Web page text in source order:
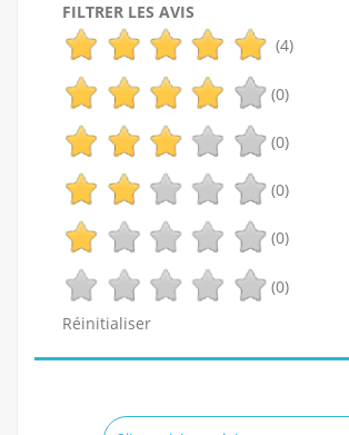
FILTRER LES AVIS
(4)
(0)
(0)
(0)
(0)
(0)
Réinitialiser